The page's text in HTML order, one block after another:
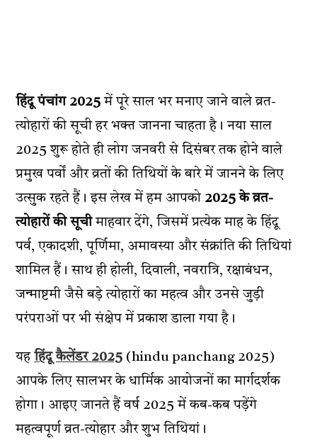
हिंदू पंचांग 2025 में पूरे साल भर मनाए जाने वाले व्रत-
त्योहारों की सूची हर भक्त जानना चाहता है। नया साल
2025 शुरू होते ही लोग जनवरी से दिसंबर तक होने वाले
प्रमुख पर्वों और व्रतों की तिथियों के बारे में जानने के लिए
उत्सुक रहते हैं। इस लेख में हम आपको 2025 के व्रत-
त्योहारों की सूचीमाहवार देंगे, जिसमें प्रत्येक माह के हिंदू
पर्व, एकादशी, पूर्णिमा, अमावस्या और संक्रांति की तिथियां
शामिल हैं। साथ ही होली, दिवाली, नवरात्रि, रक्षाबंधन,
जन्माष्टमी जैसे बड़े त्योहारों का महत्व और उनसे जुड़ी
परंपराओं पर भी संक्षेप में प्रकाश डाला गया है।
यहहिंदू कैलेंडर 2025 (hindu panchang 2025)
आपके लिए सालभर के धार्मिक आयोजनों का मार्गदर्शक
होगा। आइए जानते हैं वर्ष 2025 में कब-कब पड़ेंगे
महत्वपूर्ण व्रत-त्योहार और शुभ तिथियां।